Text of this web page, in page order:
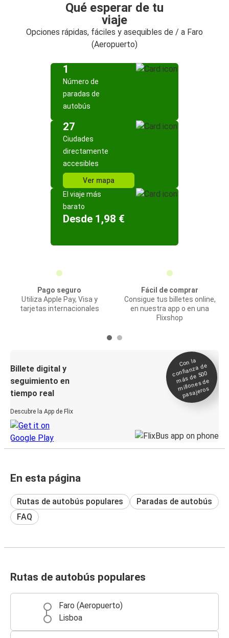
Qué esperar de tu
viaje
Opciones rápidas, fáciles y asequibles de / a Faro
(Aeropuerto)
1
Número de
paradas de
autobús
27
Ciudades
directamente
accesibles
Ver mapa
El viaje más
barato
Desde 1,98 €
Pago seguro
Utiliza Apple Pay, Visa y
tarjetas internacionales
Fácil de comprar
Consigue tus billetes online,
en nuestra app o en una
Flixshop
Billete digital y
seguimiento en
tiempo real
Descubre la App de Flix
Con la
confianza de
más de 500
millones de
pasajeros
En esta página
Rutas de autobús populares
Paradas de autobús
FAQ
Rutas de autobús populares
Faro (Aeropuerto)
Lisboa